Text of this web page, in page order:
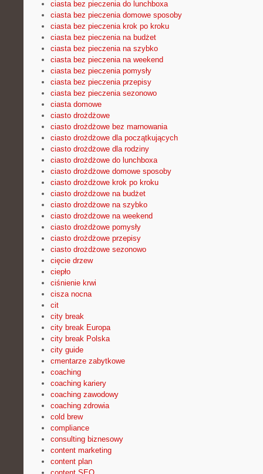
ciasta bez pieczenia do lunchboxa
ciasta bez pieczenia domowe sposoby
ciasta bez pieczenia krok po kroku
ciasta bez pieczenia na budżet
ciasta bez pieczenia na szybko
ciasta bez pieczenia na weekend
ciasta bez pieczenia pomysły
ciasta bez pieczenia przepisy
ciasta bez pieczenia sezonowo
ciasta domowe
ciasto drożdżowe
ciasto drożdżowe bez marnowania
ciasto drożdżowe dla początkujących
ciasto drożdżowe dla rodziny
ciasto drożdżowe do lunchboxa
ciasto drożdżowe domowe sposoby
ciasto drożdżowe krok po kroku
ciasto drożdżowe na budżet
ciasto drożdżowe na szybko
ciasto drożdżowe na weekend
ciasto drożdżowe pomysły
ciasto drożdżowe przepisy
ciasto drożdżowe sezonowo
cięcie drzew
ciepło
ciśnienie krwi
cisza nocna
cit
city break
city break Europa
city break Polska
city guide
cmentarze zabytkowe
coaching
coaching kariery
coaching zawodowy
coaching zdrowia
cold brew
compliance
consulting biznesowy
content marketing
content plan